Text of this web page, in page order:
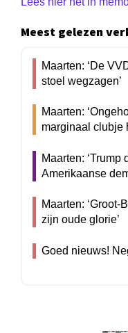
Meest gelezen
Maarten: ‘De
stoel wegzagen’
Maarten:
marginaal clubje
Maarten:
Amerikaanse
Maarten:
zijn oude glorie’
Goed nieuws!